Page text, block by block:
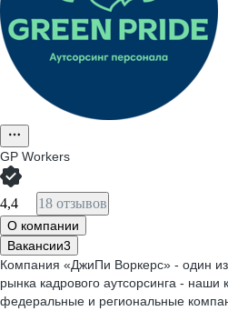
GP Workers
4,4 18 отзывов
О компании
Вакансии3
Компания «ДжиПи Воркерс» - один
рынка кадрового аутсорсинга -
федеральные и региональные